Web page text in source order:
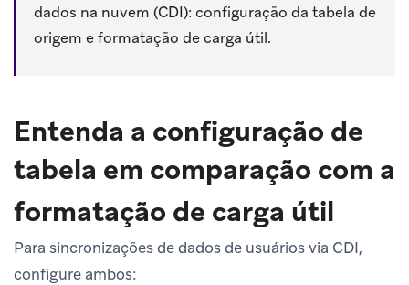
dados na nuvem (CDI): configuração da tabela de
origem e formatação de carga útil.
Entenda a configuração de
tabela em comparação com a
formatação de carga útil
Para sincronizações de dados de usuários via CDI,
configure ambos: